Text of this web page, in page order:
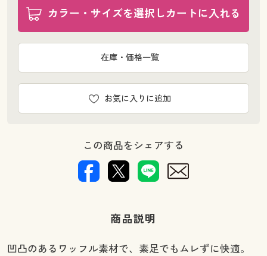
カラー・サイズを選択しカートに入れる
お気に入りに追加
在庫・価格一覧
この商品をシェアする
商品説明
凹凸のあるワッフル素材で、素足でもムレずに快適。